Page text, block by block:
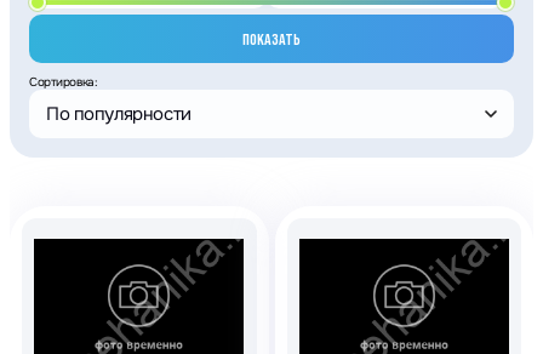
ПОКАЗАТЬ
Сортировка:
По популярности